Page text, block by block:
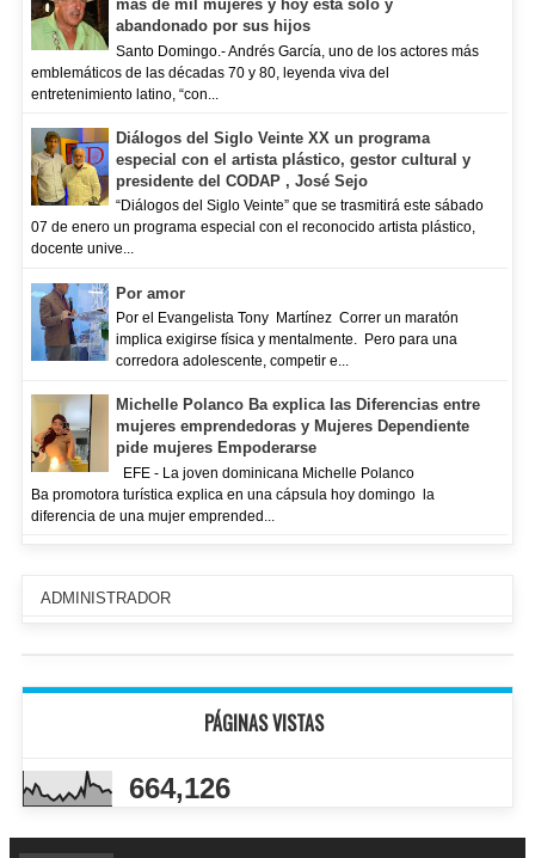
más de mil mujeres y hoy está solo y
abandonado por sus hijos
Santo Domingo.- Andrés García, uno de los actores más
emblemáticos de las décadas 70 y 80, leyenda viva del
entretenimiento latino, “con...
Diálogos del Siglo Veinte XX un programa
especial con el artista plástico, gestor cultural y
presidente del CODAP , José Sejo
“Diálogos del Siglo Veinte” que se trasmitirá este sábado
07 de enero un programa especial con el reconocido artista plástico,
docente unive...
Por amor
Por el Evangelista Tony Martínez Correr un maratón
implica exigirse física y mentalmente. Pero para una
corredora adolescente, competir e...
Michelle Polanco Ba explica las Diferencias entre
mujeres emprendedoras y Mujeres Dependiente
pide mujeres Empoderarse
EFE - La joven dominicana Michelle Polanco
Ba promotora turística explica en una cápsula hoy domingo la
diferencia de una mujer emprended...
ADMINISTRADOR
PÁGINAS VISTAS
664,126